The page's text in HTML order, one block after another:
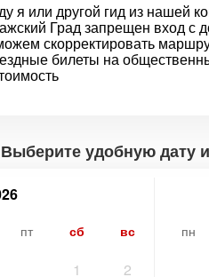
я или другой гид из нашей
Град запрещен вход
скорректировать
билеты на
Выберите удобную дату
пт сб вс
1 2
пн